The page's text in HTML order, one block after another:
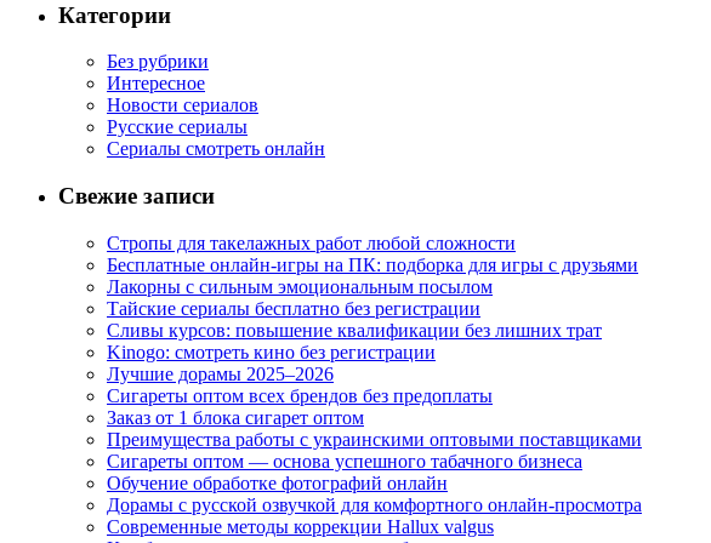
Категории
Без рубрики
Интересное
Новости сериалов
Русские сериалы
Сериалы смотреть онлайн
Свежие записи
Стропы для такелажных работ любой сложности
Бесплатные онлайн-игры на ПК: подборка для игры с друзьями
Лакорны с сильным эмоциональным посылом
Тайские сериалы бесплатно без регистрации
Сливы курсов: повышение квалификации без лишних трат
Kinogo: смотреть кино без регистрации
Лучшие дорамы 2025–2026
Сигареты оптом всех брендов без предоплаты
Заказ от 1 блока сигарет оптом
Преимущества работы с украинскими оптовыми поставщиками
Сигареты оптом — основа успешного табачного бизнеса
Обучение обработке фотографий онлайн
Дорамы с русской озвучкой для комфортного онлайн-просмотра
Современные методы коррекции Hallux valgus